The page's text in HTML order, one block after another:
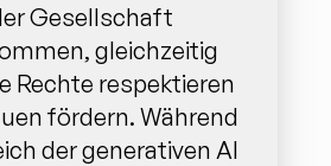
Gesellschaft
gleichzeitig
Rechte respektieren
fördern. Während
der generativen AI